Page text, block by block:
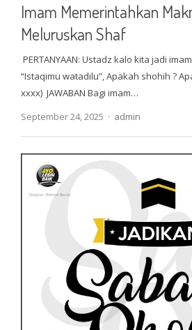
Imam Memerintahkan
Meluruskan Shaf
PERTANYAAN: Ustadz kalo kita jadi
“Istaqimu watadilu”, Apakah shohih ?
xxxx) JAWABAN Bagi imam…
September 24, 2025
Author
admin